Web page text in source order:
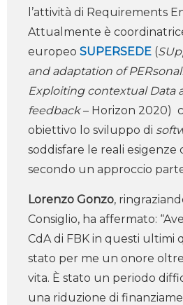
l’attività di Requirements
Attualmente è
europeo SUPERSEDE (
and adaptation of
Exploiting contextual Data
feedback ​– H​orizon ​2020​)
obiettivo lo sviluppo di
soddisfare le reali
secondo un approccio
​Lorenzo Gonzo,
Consiglio, ha affermato:
CdA di FBK in questi ultimi
stato per me un onore
vita. È stato un periodo
una riduzione di